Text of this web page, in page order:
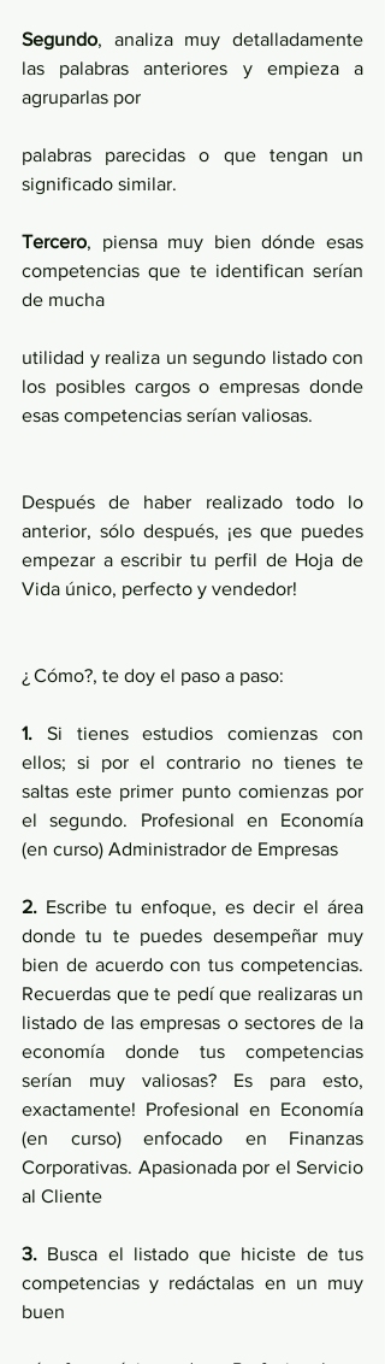
Segundo, analiza muy detalladamente
las palabras anteriores y empieza a
agruparlas por
palabras parecidas o que tengan un
significado similar.
Tercero, piensa muy bien dónde esas
competencias que te identifican serían
de mucha
utilidad y realiza un segundo listado con
los posibles cargos o empresas donde
esas competencias serían valiosas.
Después de haber realizado todo lo
anterior, sólo después, ¡es que puedes
empezar a escribir tu perfil de Hoja de
Vida único, perfecto y vendedor!
¿ Cómo?, te doy el paso a paso:
1. Si tienes estudios comienzas con
ellos; si por el contrario no tienes te
saltas este primer punto comienzas por
el segundo. Profesional en Economía
(en curso) Administrador de Empresas
2. Escribe tu enfoque, es decir el área
donde tu te puedes desempeñar muy
bien de acuerdo con tus competencias.
Recuerdas que te pedí que realizaras un
listado de las empresas o sectores de la
economía donde tus competencias
serían muy valiosas? Es para esto,
exactamente! Profesional en Economía
(en curso) enfocado en Finanzas
Corporativas. Apasionada por el Servicio
al Cliente
3. Busca el listado que hiciste de tus
competencias y redáctalas en un muy
buen